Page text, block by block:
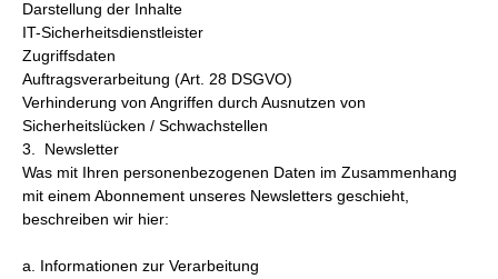
Darstellung der Inhalte
IT-Sicherheitsdienstleister
Zugriffsdaten
Auftragsverarbeitung (Art. 28 DSGVO)
Verhinderung von Angriffen durch Ausnutzen von
Sicherheitslücken / Schwachstellen
3. Newsletter
Was mit Ihren personenbezogenen Daten im Zusammenhang
mit einem Abonnement unseres Newsletters geschieht,
beschreiben wir hier:
a. Informationen zur Verarbeitung